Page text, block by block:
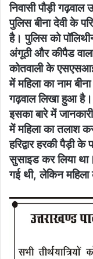
निवासी पौड़ी
पुलिस बीना देवी के
है। पुलिस को
अंगूठी और कीपैड वाला
कोतवाली के
में महिला का नाम
गढ़वाल लिखा हुआ है।
इसका बारे में
में महिला का तलाश
हरिद्वार हरकी पैड़ी
सुसाइड कर लिया
गई थी, लेकिन